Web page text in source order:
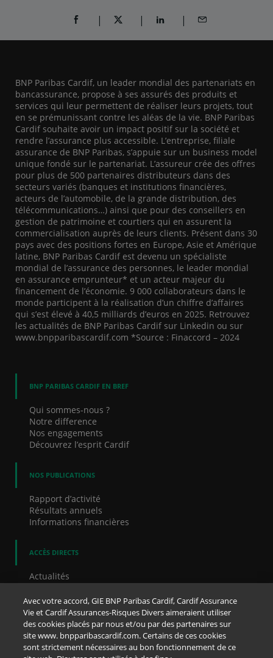
PARTAGER SUR FACEBOOK (OUVRE UNE
PARTAGER SUR X (OUVRE UNE
PARTAGER SUR LINKEDIN
PARTAGER PAR
BNP Paribas Cardif, un leader mondial des partenariats en
bancassurance, propose à ses assurés des produits et
services qui leur permettent de réaliser leurs projets, tout
en se prémunissant contre les aléas de la vie. BNP Paribas
Cardif souhaite avoir un impact positif sur la société et
rendre l’assurance plus accessible. L’entreprise, filiale
assurance de BNP Paribas, s’appuie sur un business model
unique fondé sur le partenariat. L’assureur crée des offres
pour plus de 500 partenaires distributeurs dans des
secteurs variés (banques et institutions financières,
acteurs de l’automobile, de la grande distribution, des
télécommunications…) ainsi que pour des conseillers en
gestion de patrimoine et courtiers qui en assurent la
commercialisation auprès de leurs clients. Présent dans 30
pays avec des positions fortes en Europe, Asie et Amérique
latine, BNP Paribas Cardif est devenu un spécialiste
mondial de l’assurance des personnes, le leader mondial
en assurance emprunteur* et un acteur majeur du
financement de l’économie. 9 000 collaborateurs dans le
monde participent à la réalisation d’un chiffre d’affaires
qui s’est élevé à 40,5 milliards d’euros en 2025. Retrouvez
les actualités de BNP Paribas Cardif sur Linkedin ou sur
www.bnpparibascardif.com *Source : Finaccord – 2024
BNP PARIBAS CARDIF EN BREF
Qui sommes-nous ?
Notre difference
Nos engagements
Découvrez l’esprit Cardif
NOS PUBLICATIONS
Rapport d’activité
Résultats annuels
Informations financières
ACCÈS DIRECTS
Actualités
Nos offres d’emploi
Dispositif d'alerte
Cookies
Accessibilité
Mentions légales
Avec votre accord, GIE BNP Paribas Cardif, Cardif Assurance
Vie et Cardif Assurances-Risques Divers aimeraient utiliser
des cookies placés par nous et/ou par des partenaires sur
site www. bnpparibascardif.com. Certains de ces cookies
sont strictement nécessaires au bon fonctionnement de ce